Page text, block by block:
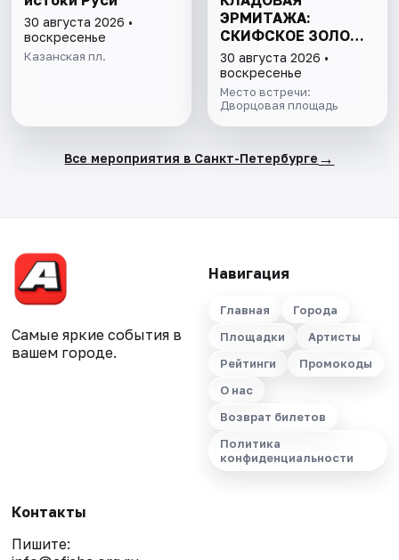
30 августа 2026 •
воскресенье
Казанская пл.
ЭРМИТАЖА:
СКИФСКОЕ ЗОЛОТО
И СОКРОВИЩА
ИМПЕРАТОРСКОЙ
КОЛЛЕКЦИИ
30 августа 2026 •
воскресенье
Место встречи:
Дворцовая площадь
Все мероприятия в Санкт-Петербурге →
Самые яркие события в
вашем городе.
Навигация
Главная
Города
Площадки
Артисты
Рейтинги
Промокоды
О нас
Возврат билетов
Политика
конфиденциальности
Контакты
Пишите: